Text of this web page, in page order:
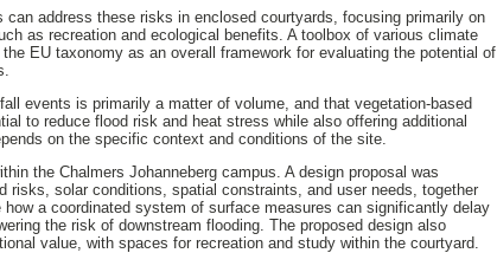
address these risks in enclosed courtyards, focusing primarily on
as recreation and ecological benefits. A toolbox of various climate
EU taxonomy as an overall framework for evaluating the potential of
events is primarily a matter of volume, and that vegetation-based
to reduce flood risk and heat stress while also offering additional
on the specific context and conditions of the site.
the Chalmers Johanneberg campus. A design proposal was
risks, solar conditions, spatial constraints, and user needs, together
a coordinated system of surface measures can significantly delay
the risk of downstream flooding. The proposed design also
value, with spaces for recreation and study within the courtyard.